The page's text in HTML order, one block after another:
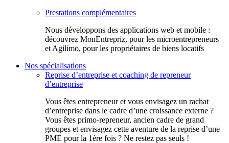
Prestations complémentaires
Nous développons des applications web et mobile :
découvrez MonEntrepriz, pour les microentrepreneurs
et Agilimo, pour les propriétaires de biens locatifs
Nos spécialisations
Reprise d’entreprise et coaching de repreneur
d’entreprise
Vous êtes entrepreneur et vous envisagez un rachat
d’entreprise dans le cadre d’une croissance externe ?
Vous êtes primo-repreneur, ancien cadre de grand
groupes et envisagez cette aventure de la reprise d’une
PME pour la 1ère fois ? Ne restez pas seuls !